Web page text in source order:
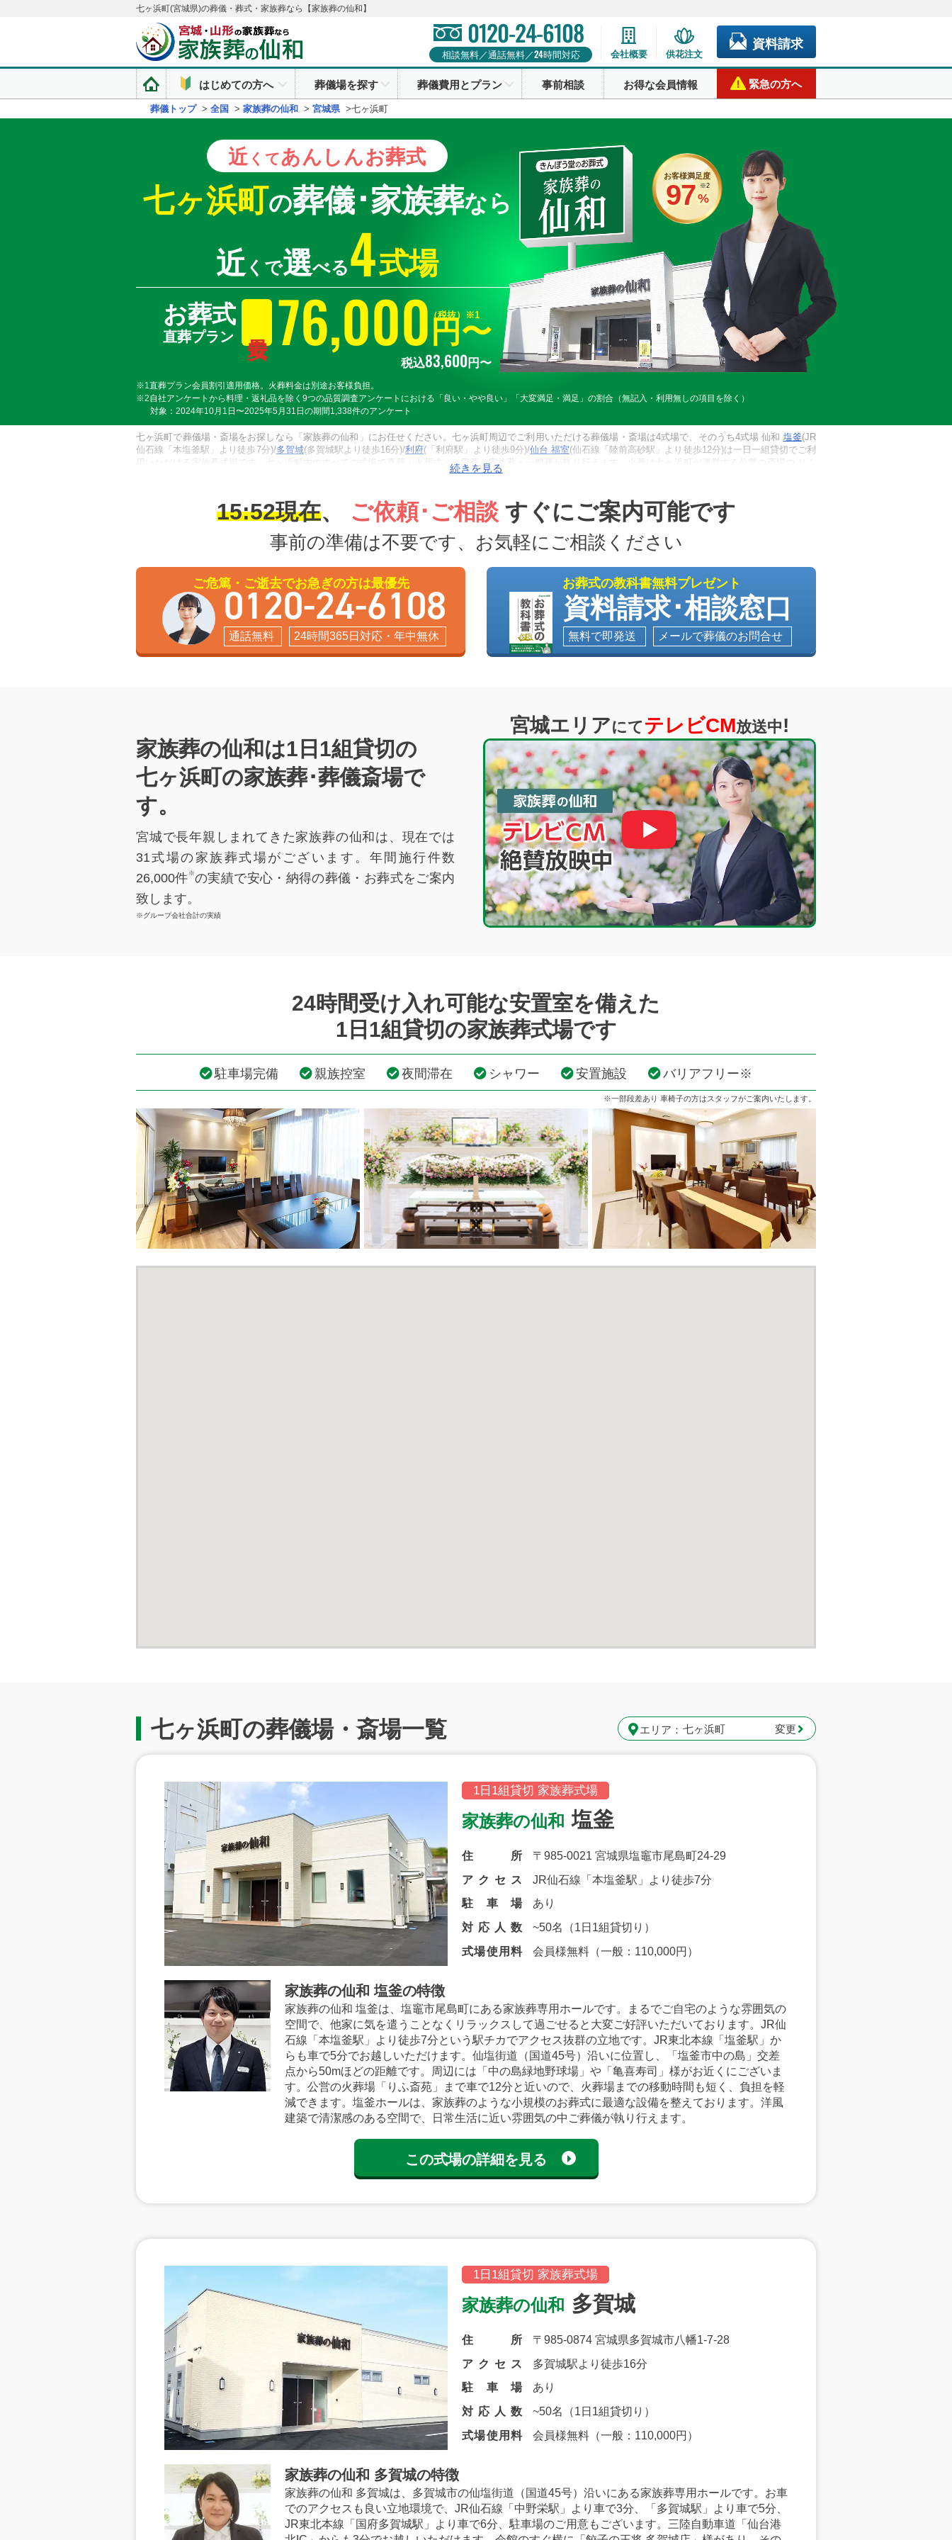
七ヶ浜町(宮城県)の葬儀・葬式・家族葬なら【家族葬の仙和】
0120-24-6108
相談無料／通話無料／24時間対応 会社概要 供花注文
資料請求
はじめての方へ 葬儀場を探す 葬儀費用とプラン 事前相談 お得な会員情報 緊急の方へ
葬儀トップ > 全国 > 家族葬の仙和 > 宮城県 >七ヶ浜町
近 くてあんしんお葬式
七ヶ浜町の葬儀･家族葬なら
近くで選べる4式場
お葬式
直葬プラン 76,000 円〜
（税抜）※1
税込83,600円〜
お客様満足度
97%
※2
※1直葬プラン会員割引適用価格。火葬料金は別途お客様負担。
※2自社アンケートから料理・返礼品を除く9つの品質調査アンケートにおける「良い・やや良い」「大変満足・満足」の割合（無記入・利用無しの項目を除く）
対象：2024年10月1日〜2025年5月31日の期間1,338件のアンケート
七ヶ浜町で葬儀場・斎場をお探しなら「家族葬の仙和」にお任せください。七ヶ浜町周辺でご利用いただける葬儀場・斎場は4式場で、そのうち4式場 仙和 塩釜(JR
仙石線「本塩釜駅」より徒歩7分)/多賀城(多賀城駅より徒歩16分)/利府(「利府駅」より徒歩9分)/仙台 福室(仙石線「陸前高砂駅」より徒歩12分)は一日一組貸切でご利
用いただける家族葬式場です。七ヶ浜町内のすべての式場で直葬・火葬式・一日葬・家族葬・一般葬が執り行えます。火葬は七ヶ浜町が運営する公営の斎場の りふ
斎苑を利用します。火葬料金は死亡届に記載をする死亡者が七ヶ浜町に住民登録があれば、市民料金（りふ斎苑：20,000円）でご利用いただけます。病院や施設か
15:52現在、 ご依頼･ご相談すぐにご案内可能です
事前の準備は不要です、お気軽にご相談ください
ご危篤・ご逝去でお急ぎの方は最優先
0120-24-6108
通話無料 24時間365日対応・年中無休
お葬式の教科書無料プレゼント
資料請求･相談窓口
無料で即発送 メールで葬儀のお問合せ
家族葬の仙和は1日1組貸切の
七ヶ浜町の家族葬･葬儀斎場で
す。
宮城で長年親しまれてきた家族葬の仙和は、現在では
31式場の家族葬式場がございます。年間施行件数
26,000件 ※の実績で安心・納得の葬儀・お葬式をご案内
致します。
※グループ会社合計の実績
宮城エリアにてテレビCM放送中!
24時間受け入れ可能な安置室を備えた
1日1組貸切の家族葬式場です
駐車場完備 親族控室 夜間滞在 シャワー 安置施設 バリアフリー※
※一部段差あり 車椅子の方はスタッフがご案内いたします。
七ヶ浜町の葬儀場・斎場一覧 エリア： 変更
1日1組貸切 家族葬式場
家族葬の仙和 塩釜
住所 〒985-0021 宮城県塩竈市尾島町24-29
アクセス
JR仙石線「本塩釜駅」より徒歩7分
駐車場
あり
対応人数
~50名（1日1組貸切り）
式場使用料
会員様無料（一般：110,000円）
家族葬の仙和 塩釜の特徴
家族葬の仙和 塩釜は、塩竈市尾島町にある家族葬専用ホールです。まるでご自宅のような雰囲気の
空間で、他家に気を遣うことなくリラックスして過ごせると大変ご好評いただいております。JR仙
石線「本塩釜駅」より徒歩7分という駅チカでアクセス抜群の立地です。JR東北本線「塩釜駅」か
らも車で5分でお越しいただけます。仙塩街道（国道45号）沿いに位置し、「塩釜市中の島」交差
点から50mほどの距離です。周辺には「中の島緑地野球場」や「亀喜寿司」様がお近くにございま
す。公営の火葬場「りふ斎苑」まで車で12分と近いので、火葬場までの移動時間も短く、負担を軽
減できます。塩釜ホールは、家族葬のような小規模のお葬式に最適な設備を整えております。洋風
建築で清潔感のある空間で、日常生活に近い雰囲気の中ご葬儀が執り行えます。
この式場の詳細を見る
1日1組貸切 家族葬式場
家族葬の仙和 多賀城
住所
〒985-0874 宮城県多賀城市八幡1-7-28
アクセス
多賀城駅より徒歩16分
駐車場
あり
対応人数
~50名（1日1組貸切り）
式場使用料
会員様無料（一般：110,000円）
家族葬の仙和 多賀城の特徴
家族葬の仙和 多賀城は、多賀城市の仙塩街道（国道45号）沿いにある家族葬専用ホールです。お車
でのアクセスも良い立地環境で、JR仙石線「中野栄駅」より車で3分、「多賀城駅」より車で5分、
JR東北本線「国府多賀城駅」より車で6分、駐車場のご用意もございます。三陸自動車道「仙台港